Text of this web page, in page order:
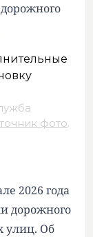
фото.
2026 года
дорожного
улиц. Об